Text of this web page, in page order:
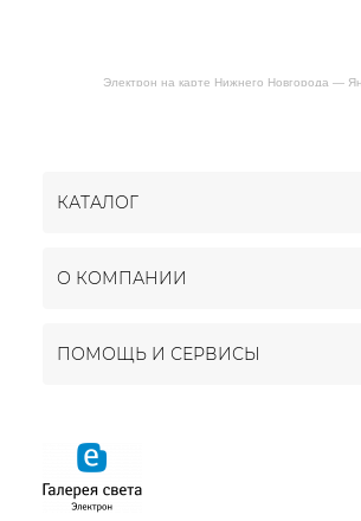
Электрон на карте Нижнего Новгорода —
КАТАЛОГ
О КОМПАНИИ
ПОМОЩЬ И СЕРВИСЫ